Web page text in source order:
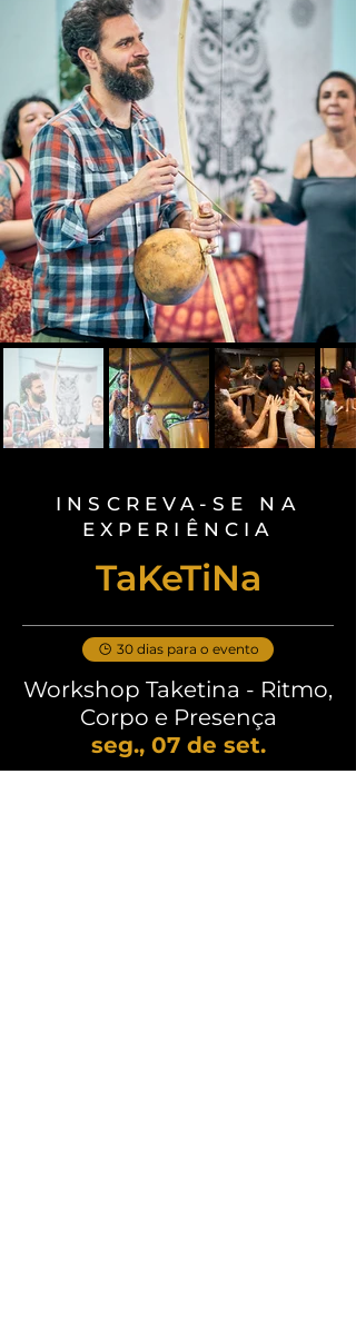
INSCREVA-SE NA
EXPERIÊNCIA
TaKeTiNa
30 dias para o evento
Workshop Taketina - Ritmo,
Corpo e Presença
seg., 07 de set.